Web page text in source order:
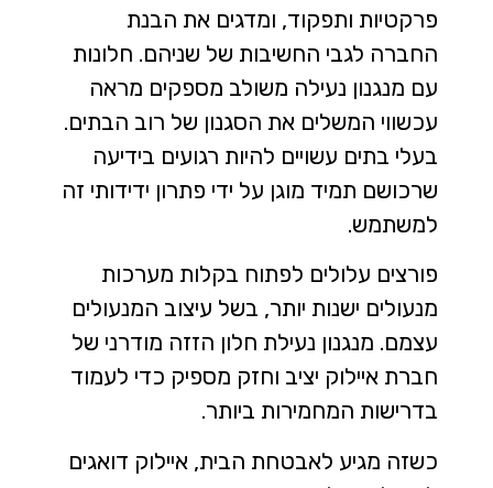
פרקטיות ותפקוד, ומדגים את הבנת
החברה לגבי החשיבות של שניהם. חלונות
עם מנגנון נעילה משולב מספקים מראה
עכשווי המשלים את הסגנון של רוב הבתים.
בעלי בתים עשויים להיות רגועים בידיעה
שרכושם תמיד מוגן על ידי פתרון ידידותי זה
למשתמש.
פורצים עלולים לפתוח בקלות מערכות
מנעולים ישנות יותר, בשל עיצוב המנעולים
עצמם. מנגנון נעילת חלון הזזה מודרני של
חברת איילוק יציב וחזק מספיק כדי לעמוד
בדרישות המחמירות ביותר.
כשזה מגיע לאבטחת הבית, איילוק דואגים